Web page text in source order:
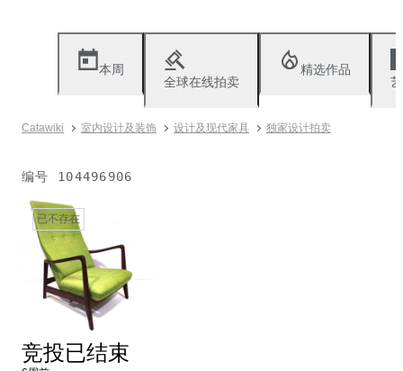
本周
全球在线拍卖
精选作品
Catawiki 室内设计及装饰 设计及现代家具 独家设计拍卖
编号 104496906
已不存在
竞投已结束